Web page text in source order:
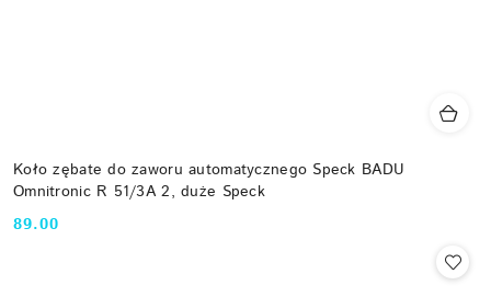
Koło zębate do zaworu automatycznego Speck BADU
Omnitronic R 51/3A 2, duże Speck
Cena:
89.00